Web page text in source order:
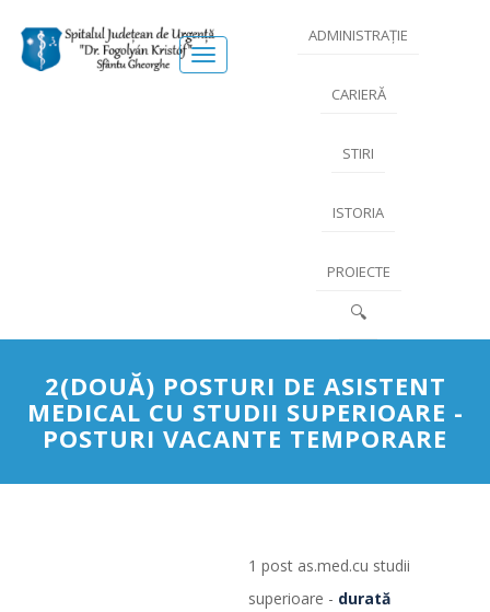
Meniu
ADMINISTRAȚIE
CARIERĂ
STIRI
ISTORIA
PROIECTE
🔍
2(DOUĂ) POSTURI DE ASISTENT
MEDICAL CU STUDII SUPERIOARE -
POSTURI VACANTE TEMPORARE
1 post as.med.cu studii
superioare - durată